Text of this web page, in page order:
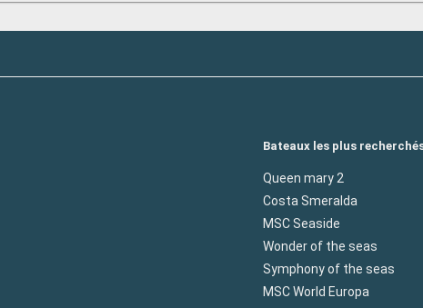
Bateaux les plus
Queen mary 2
Costa Smeralda
MSC Seaside
Wonder of the seas
Symphony of the seas
MSC World Europa